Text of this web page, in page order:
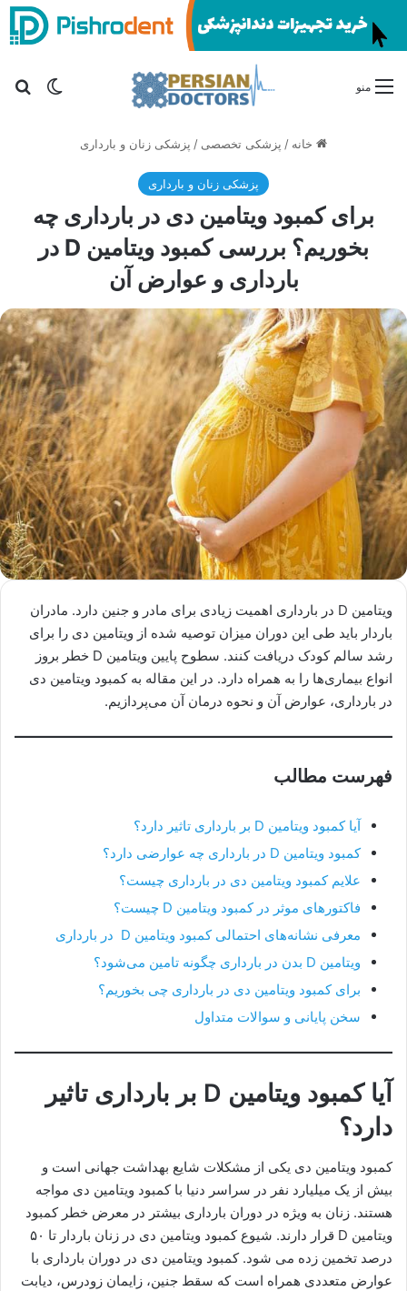
تغییر منو
خانه / پزشکی تخصصی / پزشکی زنان و بارداری
پزشکی زنان و بارداری
برای کمبود ویتامین دی در بارداری چه
بخوریم؟ بررسی کمبود ویتامین D در
بارداری و عوارض آن
ویتامین D در بارداری اهمیت زیادی برای مادر و جنین دارد. مادران
باردار باید طی این دوران میزان توصیه شده از ویتامین دی را برای
رشد سالم کودک دریافت کنند. سطوح پایین ویتامین D خطر بروز
انواع بیماری‌ها را به همراه دارد. در این مقاله به کمبود ویتامین دی
در بارداری، عوارض آن و نحوه درمان آن می‌پردازیم.
فهرست مطالب
آیا کمبود ویتامین D بر بارداری تاثیر دارد؟
کمبود ویتامین D در بارداری چه عوارضی دارد؟
علایم کمبود ویتامین دی در بارداری چیست؟
فاکتورهای موثر در کمبود ویتامین D چیست؟
معرفی نشانه‌های احتمالی کمبود ویتامین D در بارداری
ویتامین D بدن در بارداری چگونه تامین می‌شود؟
برای کمبود ویتامین دی در بارداری چی بخوریم؟
سخن پایانی و سوالات متداول
آیا کمبود ویتامین D بر بارداری تاثیر
دارد؟
کمبود ویتامین دی یکی از مشکلات شایع بهداشت جهانی است و
بیش از یک میلیارد نفر در سراسر دنیا با کمبود ویتامین دی مواجه
هستند. زنان به ویژه در دوران بارداری بیشتر در معرض خطر کمبود
ویتامین D قرار دارند. شیوع کمبود ویتامین دی در زنان باردار تا ۵۰
درصد تخمین زده می شود. کمبود ویتامین دی در دوران بارداری با
عوارض متعددی همراه است که سقط جنین، زایمان زودرس، دیابت